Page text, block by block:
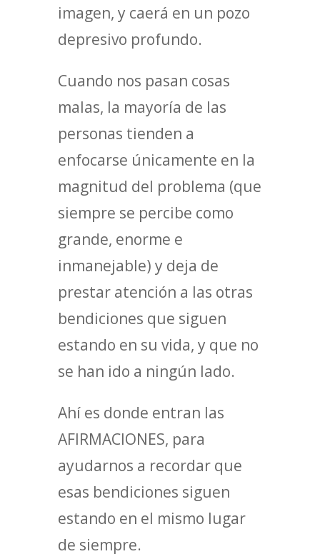
imagen, y caerá en un pozo
depresivo profundo.
Cuando nos pasan cosas
malas, la mayoría de las
personas tienden a
enfocarse únicamente en la
magnitud del problema (que
siempre se percibe como
grande, enorme e
inmanejable) y deja de
prestar atención a las otras
bendiciones que siguen
estando en su vida, y que no
se han ido a ningún lado.
Ahí es donde entran las
AFIRMACIONES, para
ayudarnos a recordar que
esas bendiciones siguen
estando en el mismo lugar
de siempre.